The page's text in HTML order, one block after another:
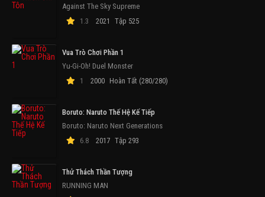
Against The Sky Supreme
1.3
2021 Tập 525
Vua Trò Chơi Phần 1
Yu-Gi-Oh! Duel Monster
1
2000 Hoàn Tất (280/280)
Boruto: Naruto Thế Hệ Kế Tiếp
Boruto: Naruto Next Generations
6.8
2017 Tập 293
Thử Thách Thần Tượng
RUNNING MAN